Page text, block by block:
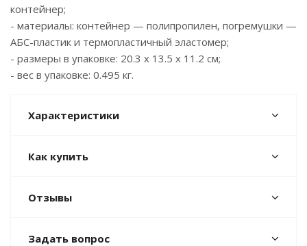
контейнер;
- материалы: контейнер — полипропилен, погремушки —
АБС-пластик и термопластичный эластомер;
- размеры в упаковке: 20.3 x 13.5 x 11.2 см;
- вес в упаковке: 0.495 кг.
Характеристики
Как купить
Отзывы
Задать вопрос